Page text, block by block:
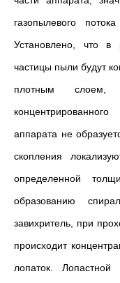
газопылевого
Установлено, что в
частицы пыли будут
плотным
аппарата не
скопления
определенной
образованию
завихритель, при
происходит
лопаток. Лопастной